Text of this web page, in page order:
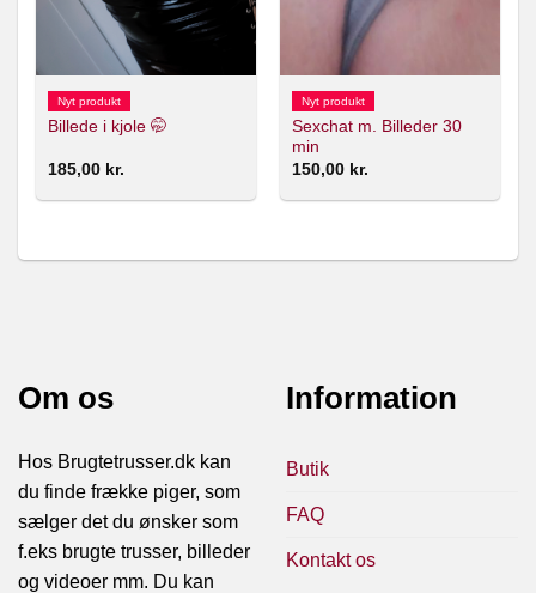
Nyt produkt
Billede i kjole 🤭
185,00 kr.
Nyt produkt
Sexchat m. Billeder 30
min
150,00 kr.
Om os
Hos Brugtetrusser.dk kan
du finde frække piger, som
sælger det du ønsker som
f.eks brugte trusser, billeder
og videoer mm. Du kan
Information
Butik
FAQ
Kontakt os